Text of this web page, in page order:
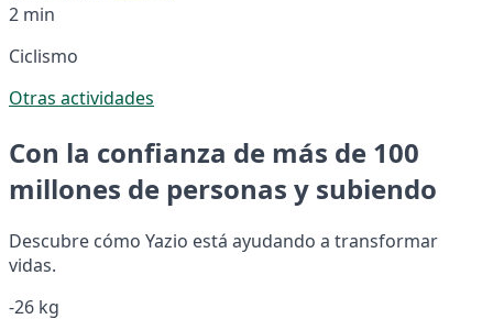
2 min
Ciclismo
Otras actividades
Con la confianza de más de 100
millones de personas y subiendo
Descubre cómo Yazio está ayudando a transformar
vidas.
-26 kg